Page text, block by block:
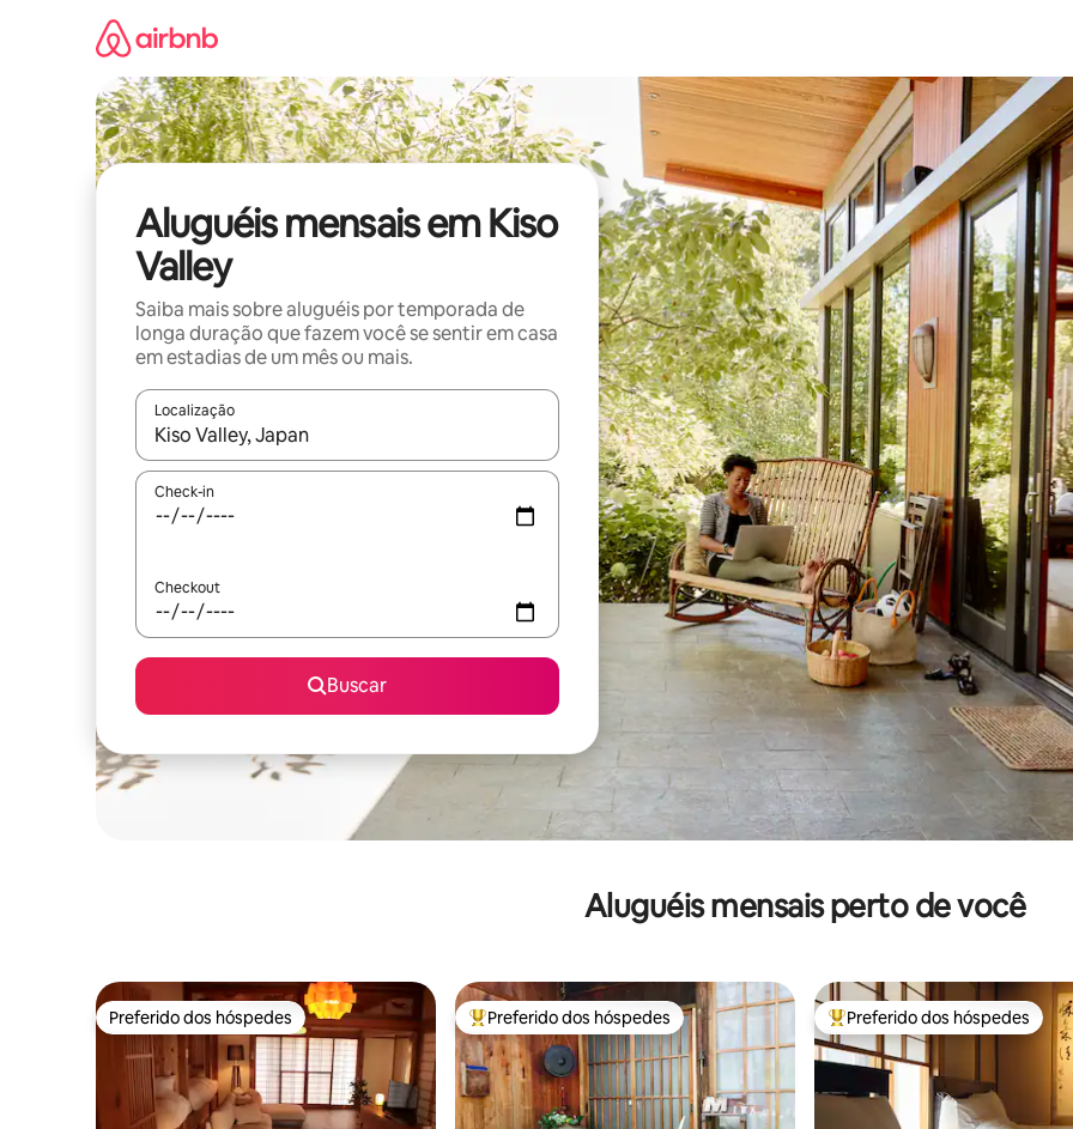
Aluguéis mensais em Kiso
Valley
Saiba mais sobre aluguéis por temporada de
longa duração que fazem você se sentir em casa
em estadias de um mês ou mais.
Localização
Quando os resultados estiverem disponíveis, explore-os usando as seta para cima e para baixo do teclado ou tocando
Check-in
Checkout
Buscar
Aluguéis mensais perto de você
Preferido dos hóspedes
Preferido dos hóspedes Entre os melhores preferidos dos hóspedes
Preferido dos hóspedes Entre os melhores preferidos
Preferido dos hóspedes